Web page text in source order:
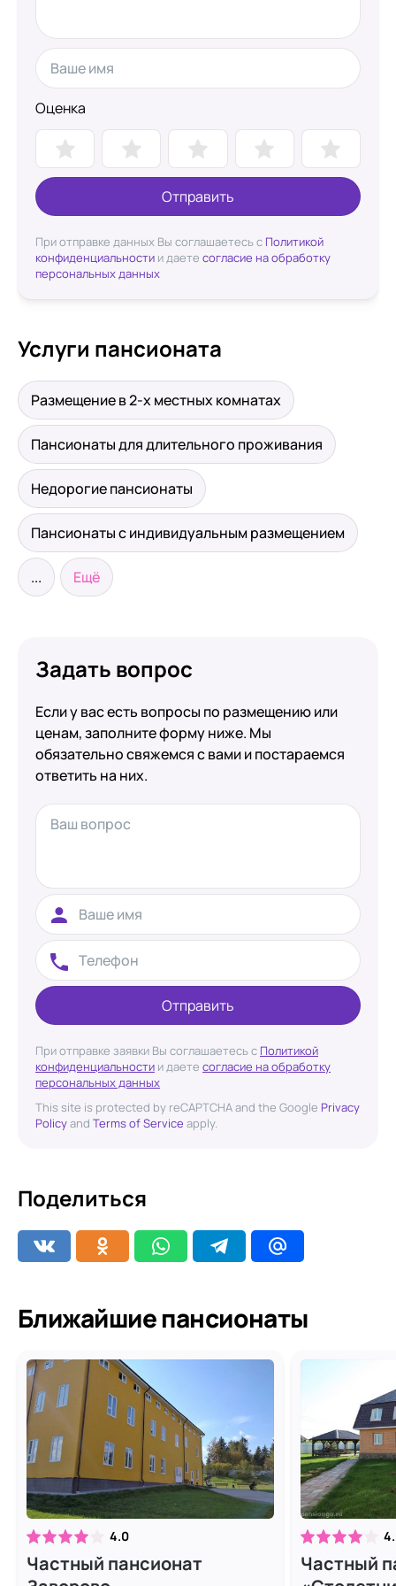
Оценка
Отправить
При отправке данных Вы соглашаетесь с Политикой
конфиденциальности и даете согласие на обработку
персональных данных
Услуги пансионата
Размещение в 2-х местных комнатах
Пансионаты для длительного проживания
Недорогие пансионаты
Пансионаты с индивидуальным размещением
... Ещё
Задать вопрос
Если у вас есть вопросы по размещению или
ценам, заполните форму ниже. Мы
обязательно свяжемся с вами и постараемся
ответить на них.
Отправить
При отправке заявки Вы соглашаетесь с Политикой
конфиденциальности и даете согласие на обработку
персональных данных
This site is protected by reCAPTCHA and the Google Privacy
Policyand Terms of Service apply.
Поделиться
Ближайшие пансионаты
4.0
Частный пансионат
Частный